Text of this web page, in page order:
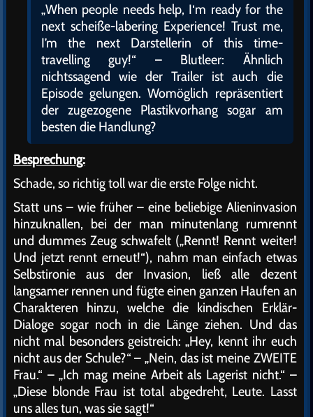
„When people needs help, I‘m ready for the
next scheiße-labering Experience! Trust me,
I’m the next Darstellerin of this time-
travelling guy!“ – Blutleer: Ähnlich
nichtssagend wie der Trailer ist auch die
Episode gelungen. Womöglich repräsentiert
der zugezogene Plastikvorhang sogar am
besten die Handlung?
Besprechung:
Schade, so richtig toll war die erste Folge nicht.
Statt uns – wie früher – eine beliebige Alieninvasion
hinzuknallen, bei der man minutenlang rumrennt
und dummes Zeug schwafelt („Rennt! Rennt weiter!
Und jetzt rennt erneut!“), nahm man einfach etwas
Selbstironie aus der Invasion, ließ alle dezent
langsamer rennen und fügte einen ganzen Haufen an
Charakteren hinzu, welche die kindischen Erklär-
Dialoge sogar noch in die Länge ziehen. Und das
nicht mal besonders geistreich: „Hey, kennt ihr euch
nicht aus der Schule?“ – „Nein, das ist meine ZWEITE
Frau.“ – „Ich mag meine Arbeit als Lagerist nicht.“ –
„Diese blonde Frau ist total abgedreht, Leute. Lasst
uns alles tun, was sie sagt!“